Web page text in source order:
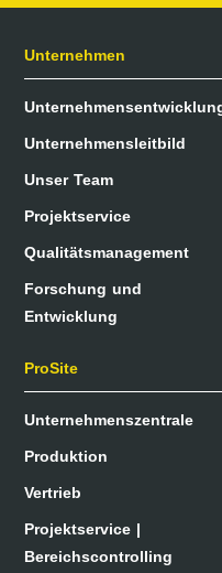
Unternehmen
Unternehmensleitbild
Unser Team
Projektservice
Qualitätsmanagement
Forschung und
Entwicklung
ProSite
Unternehmenszentrale
Produktion
Vertrieb
Projektservice |
Bereichscontrolling